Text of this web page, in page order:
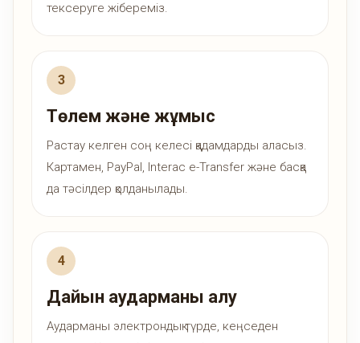
тексеруге жібереміз.
Төлем және жұмыс
Растау келген соң келесі қадамдарды аласыз.
Картамен, PayPal, Interac e-Transfer және басқа
да тәсілдер қолданылады.
Дайын аударманы алу
Аударманы электрондық түрде, кеңседен